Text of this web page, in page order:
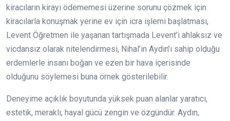
kiracıların kirayı ödememesi üzerine sorunu çözmek için
kiracılarla konuşmak yerine ev için icra işlemi başlatması,
Levent Öğretmen ile yaşanan tartışmada Levent’i ahlaksız ve
vicdansız olarak nitelendirmesi, Nihal’in Aydın’ı sahip olduğu
erdemlerle insanı boğan ve ezen bir hava içerisinde
olduğunu söylemesi buna örnek gösterilebilir.
Deneyime açıklık boyutunda yüksek puan alanlar yaratıcı,
estetik, meraklı, hayal gücü zengin ve özgündür. Aydın,